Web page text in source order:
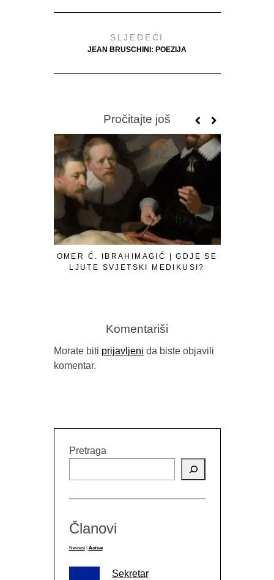
SLJEDEĆI
JEAN BRUSCHINI: POEZIJA
Pročitajte još
OMER Ć. IBRAHIMAGIĆ | GDJE SE
LJUTE SVJETSKI MEDIKUSI?
Komentariši
Morate biti prijavljeni da biste objavili
komentar.
Pretraga
Članovi
Newest Active
Sekretar